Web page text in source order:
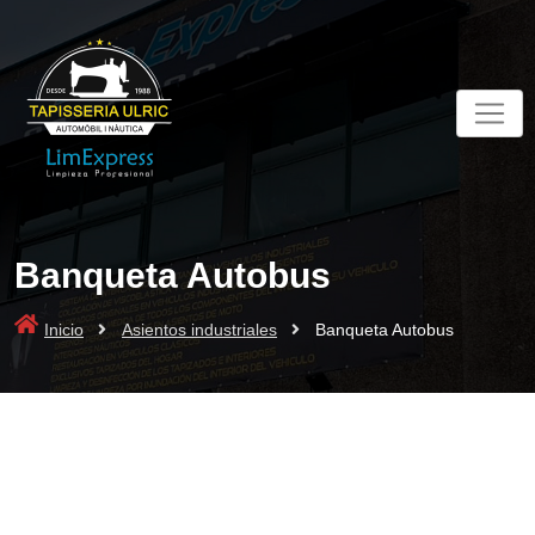
content
Banqueta Autobus
Inicio Asientos industriales Banqueta Autobus